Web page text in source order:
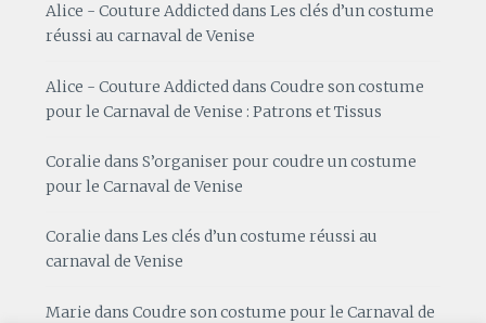
Alice - Couture AddicteddansLes clés d’un costume
réussi au carnaval de Venise
Alice - Couture Addicted dansCoudre son costume
pour le Carnaval de Venise : Patrons et Tissus
Coralie dansS’organiser pour coudre un costume
pour le Carnaval de Venise
Coralie dansLes clés d’un costume réussi au
carnaval de Venise
Marie dansCoudre son costume pour le Carnaval de